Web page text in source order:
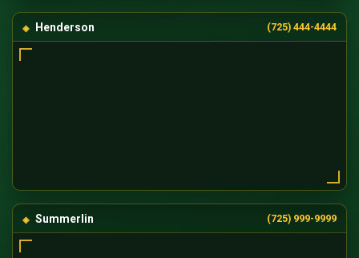
Henderson (725) 444-4444
Summerlin (725) 999-9999